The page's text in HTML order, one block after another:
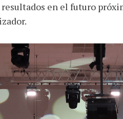
en el futuro